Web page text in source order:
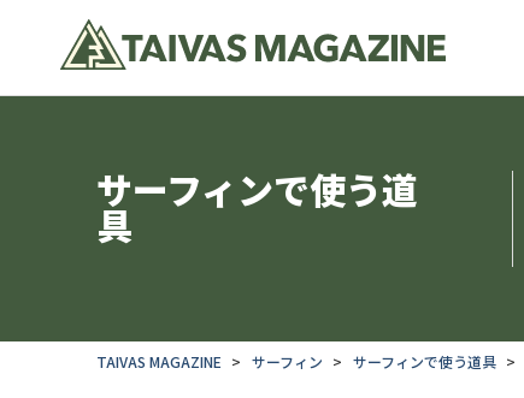
サーフィンで使う道
具
TAIVAS MAGAZINE サーフィン サーフィンで使う道具